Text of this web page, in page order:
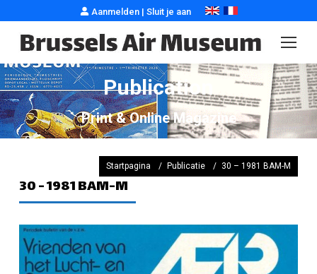
Aanmelden| Sluit je aan
Publication
Print & Online Magazine
Je bevindt je hier :
Startpagina Publicatie 30 – 1981 BAM-M
30 - 1981 BAM-M